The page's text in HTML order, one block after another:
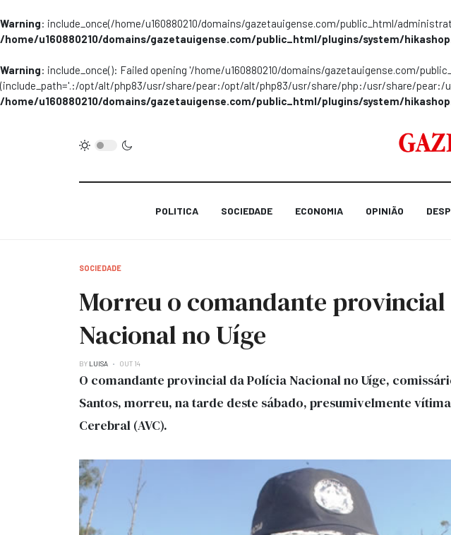
Warning: include_once(/home/u160880210/domains/gazetauigense.com/public_html/
/home/u160880210/domains/gazetauigense.com/public_html/plugins/system/
Warning: include_once(): Failed opening '/home/u160880210/domains/gazetauigense.com/
(include_path='.:/opt/alt/php83/usr/share/pear:/opt/alt/php83/usr/share/php:/usr/share/pear:/
/home/u160880210/domains/gazetauigense.com/public_html/plugins/system/
POLITICA SOCIEDADE ECONOMIA OPINIÃO
SOCIEDADE
Morreu o comandante
Nacional no Uíge
BY LUISA OUT 14
O comandante provincial da Polícia Nacional no Uíge,
Santos, morreu, na tarde deste sábado, presumivelmente
Cerebral (AVC).